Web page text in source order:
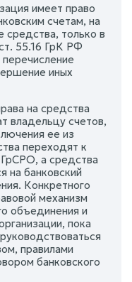
имеет право
счетам, на
только в
55.16 ГрК РФ
иных
на средства
владельцу счетов,
ее из
переходят к
а средства
на банковский
Конкретного
механизм
объединения и
пока
правилами
банковского